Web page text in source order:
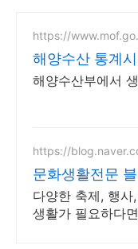
https://
해양수산 통계
해양수산부에서
https://
문화생활전문
다양한 축제, 행
생활가 필요하다